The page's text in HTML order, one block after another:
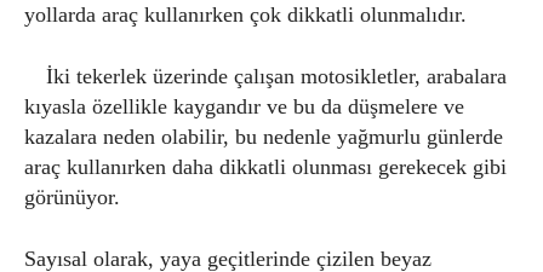
yollarda araç kullanırken çok dikkatli olunmalıdır.
İki tekerlek üzerinde çalışan motosikletler, arabalara
kıyasla özellikle kaygandır ve bu da düşmelere ve
kazalara neden olabilir, bu nedenle yağmurlu günlerde
araç kullanırken daha dikkatli olunması gerekecek gibi
görünüyor.
Sayısal olarak, yaya geçitlerinde çizilen beyaz